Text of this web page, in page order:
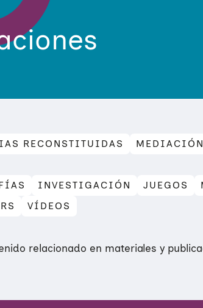
RECONSTITUIDAS MEDIACIÓN
INVESTIGACIÓN JUEGOS
VÍDEOS
relacionado en materiales y